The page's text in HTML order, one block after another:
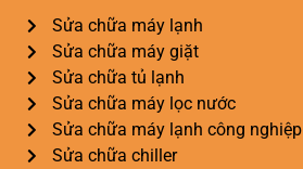
Sửa chữa máy lạnh
Sửa chữa máy giặt
Sửa chữa tủ lạnh
Sửa chữa máy lọc nước
Sửa chữa máy lạnh công nghiệp
Sửa chữa chiller